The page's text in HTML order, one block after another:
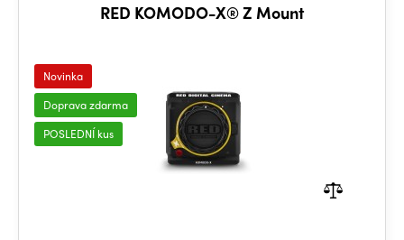
RED KOMODO-X® Z Mount
Novinka
Doprava zdarma
POSLEDNÍ kus